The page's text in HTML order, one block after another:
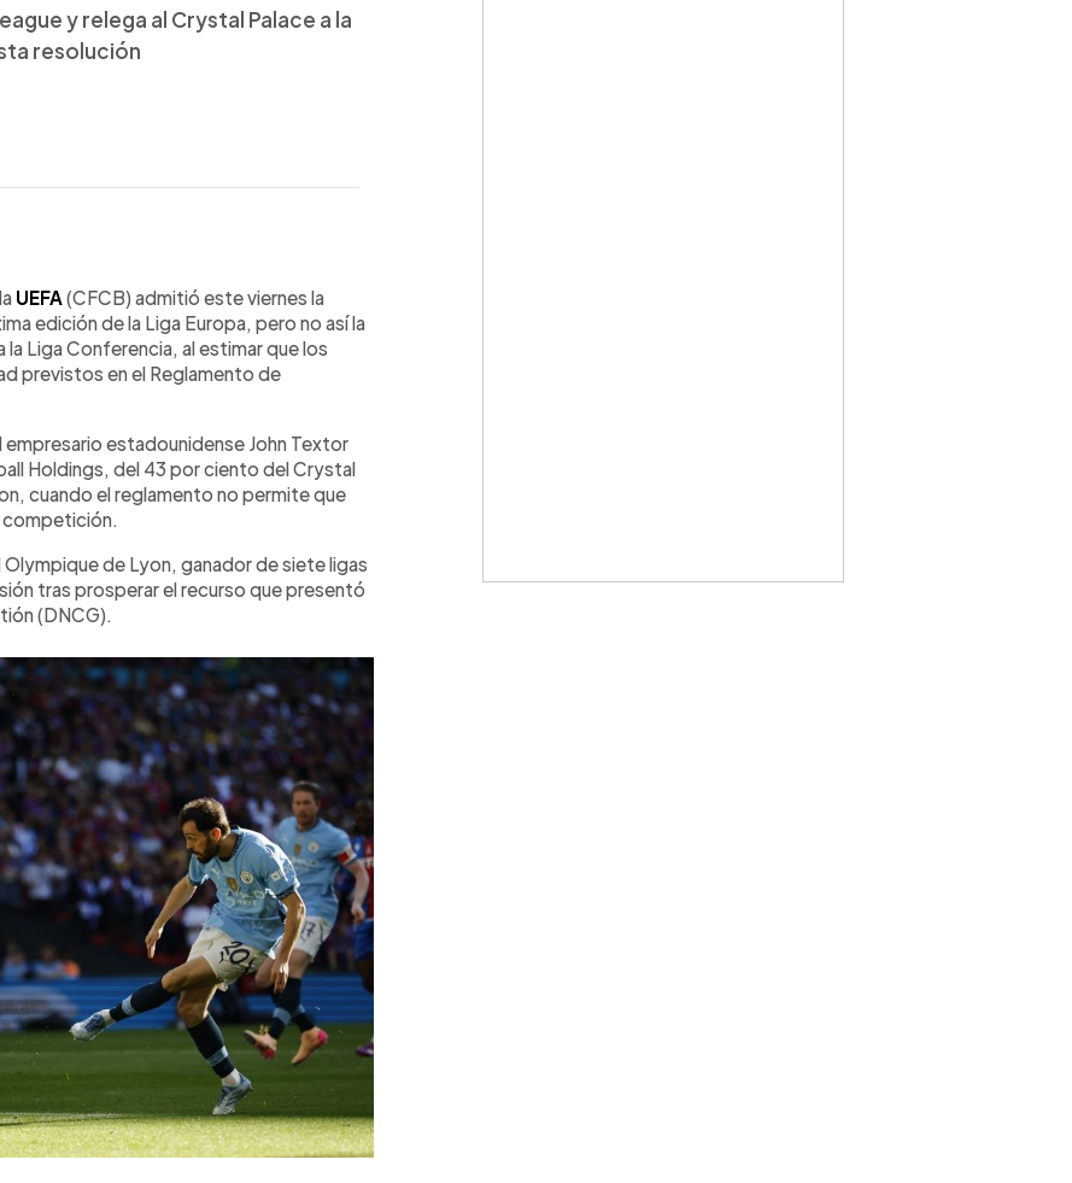
y relega al Crystal Palace a la
resolución
UEFA (CFCB) admitió este viernes la
edición de la Liga Europa, pero no así la
la Liga Conferencia, al estimar que los
previstos en el Reglamento de
estadounidense John Textor
Holdings, del 43 por ciento del Crystal
cuando el reglamento no permite que
competición.
de Lyon, ganador de siete ligas
tras prosperar el recurso que presentó
(DNCG).